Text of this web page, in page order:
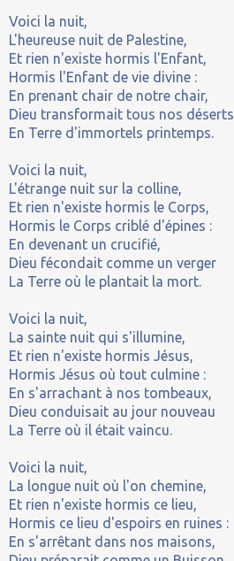
Voici la nuit,
L'heureuse nuit de Palestine,
Et rien n'existe hormis l'Enfant,
Hormis l'Enfant de vie divine :
En prenant chair de notre chair,
Dieu transformait tous nos déserts
En Terre d'immortels printemps.
Voici la nuit,
L'étrange nuit sur la colline,
Et rien n'existe hormis le Corps,
Hormis le Corps criblé d'épines :
En devenant un crucifié,
Dieu fécondait comme un verger
La Terre où le plantait la mort.
Voici la nuit,
La sainte nuit qui s'illumine,
Et rien n'existe hormis Jésus,
Hormis Jésus où tout culmine :
En s'arrachant à nos tombeaux,
Dieu conduisait au jour nouveau
La Terre où il était vaincu.
Voici la nuit,
La longue nuit où l'on chemine,
Et rien n'existe hormis ce lieu,
Hormis ce lieu d'espoirs en ruines :
En s'arrêtant dans nos maisons,